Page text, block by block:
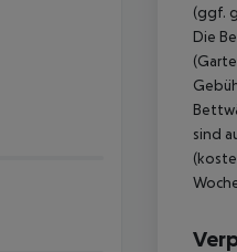
(ggf.
Die
sind